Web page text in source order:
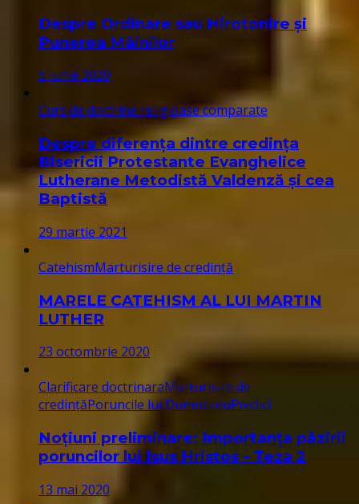
Despre Ordinare sau Hirotonire și
Punerea Mâinilor
5 iunie 2020
Curs de doctrine religioase comparate
Despre diferența dintre credința
Bisericii Protestante Evanghelice
Lutherane Metodistă Valdenză și cea
Baptistă
29 martie 2021
CatehismMarturisire de credință
MARELE CATEHISM AL LUI MARTIN
LUTHER
23 octombrie 2020
Clarificare doctrinaraMarturisire de
credințăPoruncile lui DumnezeuPredici
Noțiuni preliminare: Importanța păzirii
poruncilor lui Isus Hristos – Teza 2
13 mai 2020